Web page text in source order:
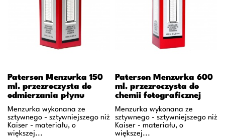
Paterson Menzurka 150
ml. przezroczysta do
odmierzania płynu
Menzurka wykonana ze
sztywnego - sztywniejszego niż
Kaiser - materiału, o
większej...
Paterson Menzurka 600
ml. przezroczysta do
chemii fotograficznej
Menzurka wykonana ze
sztywnego - sztywniejszego niż
Kaiser - materiału, o
większej...